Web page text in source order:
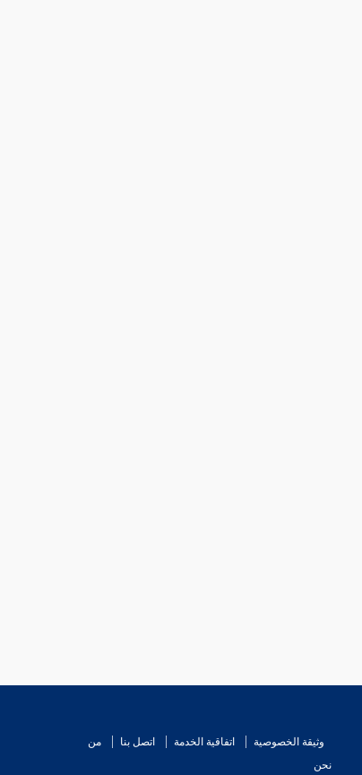
وثيقة الخصوصية اتفاقية الخدمة اتصل بنا
من
نحن